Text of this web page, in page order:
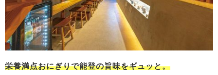
栄養満点おにぎりで能登の旨味をギュッと。